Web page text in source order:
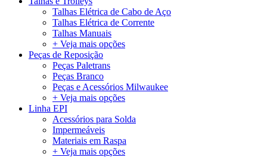
Talhas Elétrica de Cabo de Aço
Talhas Elétrica de Corrente
Talhas Manuais
+ Veja mais opções
Peças de Reposição
Peças Paletrans
Peças Branco
Peças e Acessórios Milwaukee
+ Veja mais opções
Linha EPI
Acessórios para Solda
Impermeáveis
Materiais em Raspa
+ Veja mais opções